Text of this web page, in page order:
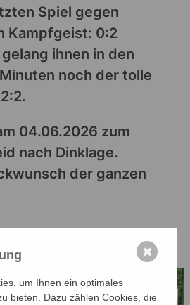
Spiel gegen
Kampfgeist: 0:2
ihnen in den
noch der tolle
04.06.2026 zum
nach Dinklage.
der ganzen
um Ihnen ein optimales
bieten. Dazu zählen Cookies, die
✖